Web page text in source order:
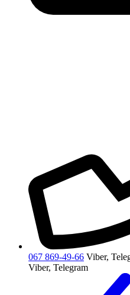
067 869-49-66 Viber,
Viber, Telegram